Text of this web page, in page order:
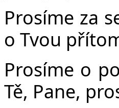
Prosíme za
o Tvou
Prosíme o
Tě, Pane,